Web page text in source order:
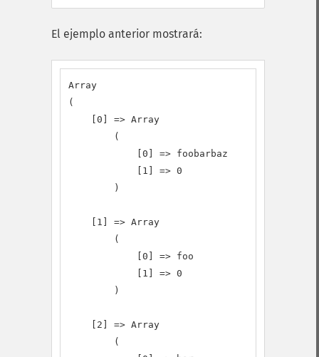
El ejemplo anterior mostrará:
Array
(
    [0] => Array
        (
            [0] => foobarbaz
            [1] => 0
        )
    [1] => Array
        (
            [0] => foo
            [1] => 0
        )
    [2] => Array
        (